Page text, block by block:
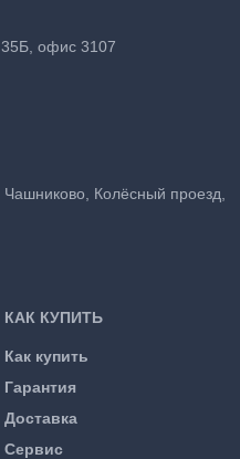
КАК КУПИТЬ
Как купить
Гарантия
Доставка
Сервис
35Б, офис 3107
Колёсный проезд,